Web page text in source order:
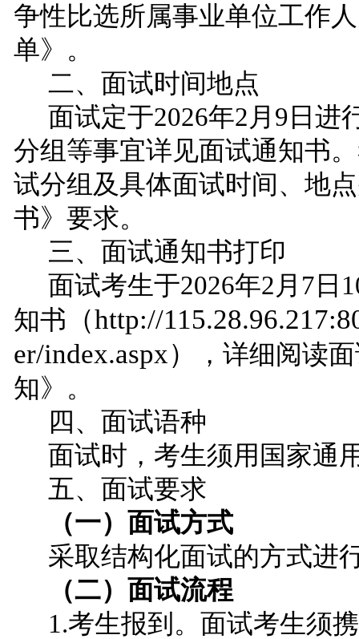
争性比选所属事业单位工作
单》。
二、面试时间地点
面试定于2026年2月 9 日进
分组等事宜详见面试通知书
试分组及具体面试时间、地
书》要求。
三、面试通知书打印
面试考生于2026年2月 7 日
知书 （http://
er/index.aspx）
，详细阅读
知》。
四、面试语种
面试时，考生须用国家通
五、面试要求
（一）面试方式
采取结构化面试的方式进
（二）面试流程
1.考生报到。面试考生须